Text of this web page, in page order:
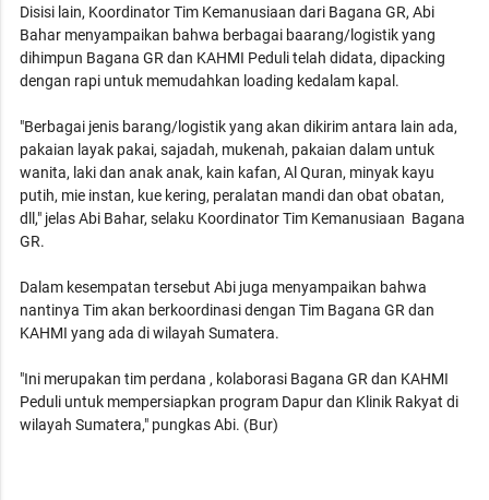
Disisi lain, Koordinator Tim Kemanusiaan dari Bagana GR, Abi
Bahar menyampaikan bahwa berbagai baarang/logistik yang
dihimpun Bagana GR dan KAHMI Peduli telah didata, dipacking
dengan rapi untuk memudahkan loading kedalam kapal.
"Berbagai jenis barang/logistik yang akan dikirim antara lain ada,
pakaian layak pakai, sajadah, mukenah, pakaian dalam untuk
wanita, laki dan anak anak, kain kafan, Al Quran, minyak kayu
putih, mie instan, kue kering, peralatan mandi dan obat obatan,
dll," jelas Abi Bahar, selaku Koordinator Tim Kemanusiaan Bagana
GR.
Dalam kesempatan tersebut Abi juga menyampaikan bahwa
nantinya Tim akan berkoordinasi dengan Tim Bagana GR dan
KAHMI yang ada di wilayah Sumatera.
"Ini merupakan tim perdana , kolaborasi Bagana GR dan KAHMI
Peduli untuk mempersiapkan program Dapur dan Klinik Rakyat di
wilayah Sumatera," pungkas Abi. (Bur)